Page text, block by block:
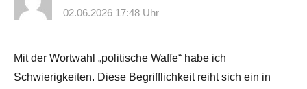
02.06.2026 17:48 Uhr
Mit der Wortwahl „politische Waffe“ habe ich
Schwierigkeiten. Diese Begrifflichkeit reiht sich ein in